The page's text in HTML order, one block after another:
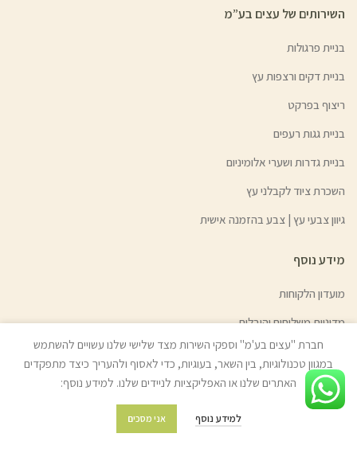
השירותים של עצים בע”מ
בניית פרגולות
בניית דקים ורצפות עץ
ריצוף בפרקט
בניית גגות רעפים
בניית גדרות ושערי אלומיניום
השכרת ציוד לקבלני עץ
גיוון צבעי עץ | צבע בהזמנה אישית
מידע נוסף
מועדון הלקוחות
מדיניות משלוחים והובלות
מדיניות החזרת מוצרים
שאלות ותשובות
תקנון החנות
חברת "עצים בע'מ" וספקי השירות מצד שלישי שלנו עשויים להשתמש
במגוון טכנולוגיות, בין השאר, בעוגיות, כדי לאסוף ולהעריך כיצד מתפקדים
האתרים שלנו או האפליקציות לניידים שלנו. למידע נוסף:
למידע נוסף אני מסכים